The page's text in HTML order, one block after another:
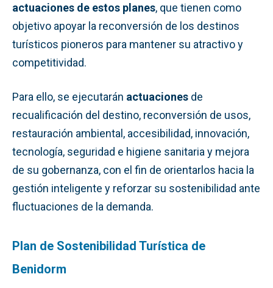
actuaciones de estos planes, que tienen como
objetivo apoyar la reconversión de los destinos
turísticos pioneros para mantener su atractivo y
competitividad.
Para ello, se ejecutarán actuaciones de
recualificación del destino, reconversión de usos,
restauración ambiental, accesibilidad, innovación,
tecnología, seguridad e higiene sanitaria y mejora
de su gobernanza, con el fin de orientarlos hacia la
gestión inteligente y reforzar su sostenibilidad ante
fluctuaciones de la demanda.
Plan de Sostenibilidad Turística de
Benidorm